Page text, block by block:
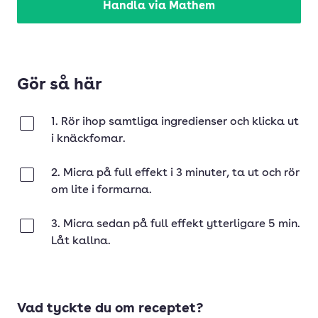
Handla via Mathem
Gör så här
1. Rör ihop samtliga ingredienser och klicka ut
i knäckfomar.
2. Micra på full effekt i 3 minuter, ta ut och rör
om lite i formarna.
3. Micra sedan på full effekt ytterligare 5 min.
Låt kallna.
Vad tyckte du om receptet?